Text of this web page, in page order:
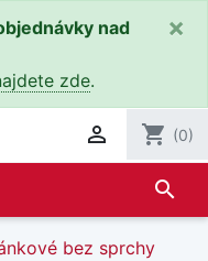
nad
zde.
×
 shopping_cart (0)
search
bez sprchy